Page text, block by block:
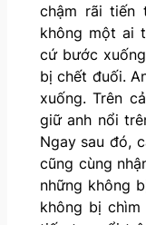
chậm rãi tiến
không một ai
cứ bước
bị chết đuối.
xuống. Trên
giữ anh nổi
Ngay sau đó,
cũng cùng
những không
không bị